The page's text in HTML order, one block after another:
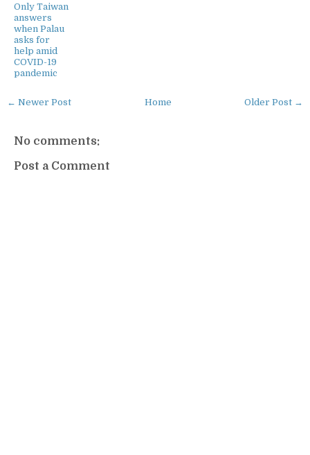
Only Taiwan
answers
when Palau
asks for
help amid
COVID-19
pandemic
← Newer Post Older Post →
Home
No comments:
Post a Comment